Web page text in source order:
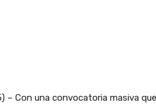
– Con una convocatoria masiva que